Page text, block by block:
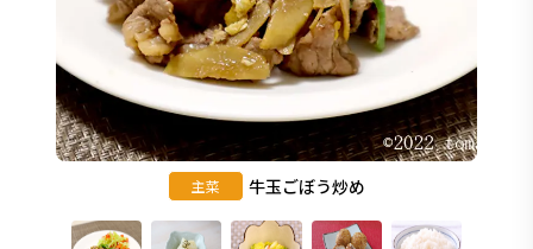
主菜 牛玉ごぼう炒め